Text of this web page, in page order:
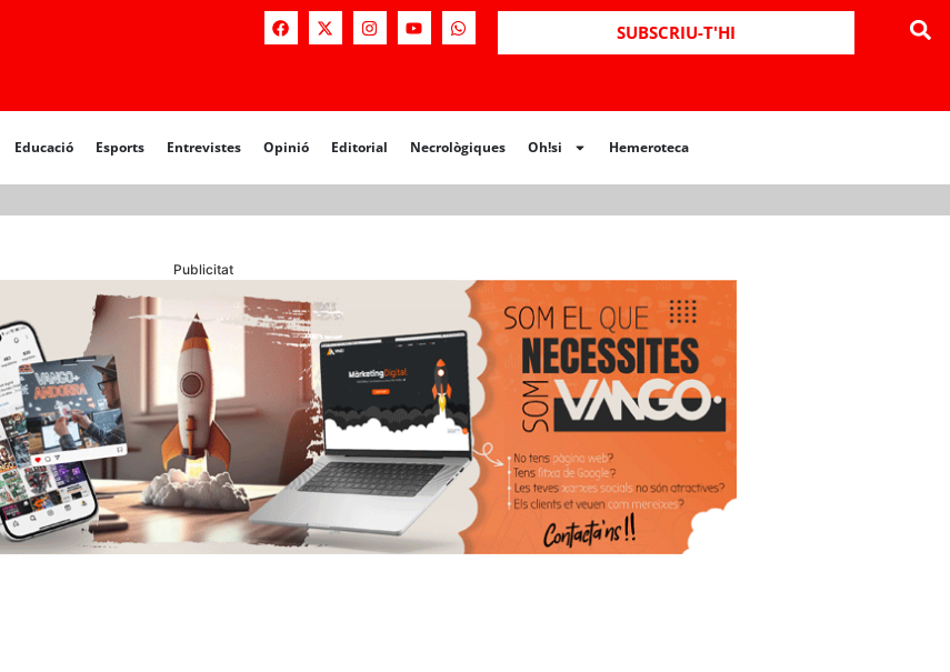
SUBSCRIU-T'HI
Educació Esports Entrevistes Opinió Editorial Necrològiques Oh!si Hemeroteca
Opinió Editorial Necrològiques Hemeroteca
Publicitat